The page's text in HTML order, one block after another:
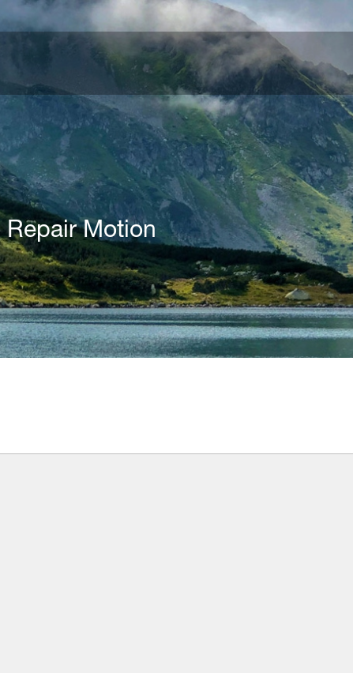
Motion